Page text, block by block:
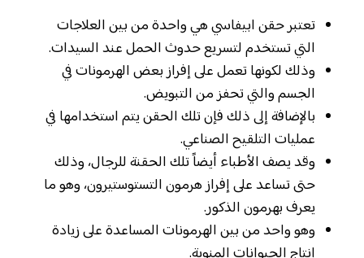
تعتبر حقن ابيفاسي هي واحدة من بين العلاجات
التي تستخدم لتسريع حدوث الحمل عند السيدات.
وذلك لكونها تعمل على إفراز بعض الهرمونات في
الجسم والتي تحفز من التبويض.
بالإضافة إلى ذلك فإن تلك الحقن يتم استخدامها في
عمليات التلقيح الصناعي.
وقد يصف الأطباء أيضاً تلك الحقنة للرجال، وذلك
حتى تساعد على إفراز هرمون التستوستيرون، وهو ما
يعرف بهرمون الذكور.
وهو واحد من بين الهرمونات المساعدة على زيادة